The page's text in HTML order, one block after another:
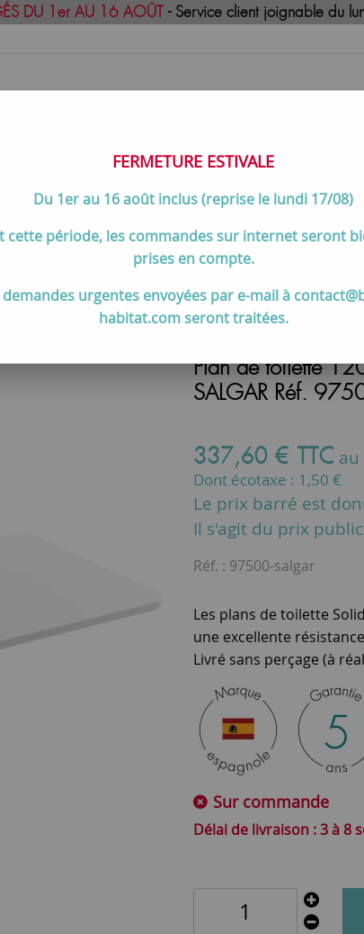
DU 1er AU 16 AOÛT- Service client joignable du
Meilleures ventes
>Plan de toilette 120cm Solid surface Blanc mat
Plan de toilette
SALGAR Réf.
337,60 € TTC
Dont écotaxe : 1,50 €
Le prix barré est
Il s'agit du prix
Réf. : 97500-salgar
Les plans de toilette
une excellente
Livré sans perçage (à
Sur commande
3 à 8
FERMETURE ESTIVALE
Du 1er au 16 août inclus (reprise le lundi 17/08)
cette période, les commandes sur internet seront
prises en compte.
demandes urgentes envoyées par e-mail à
habitat.com seront traitées.